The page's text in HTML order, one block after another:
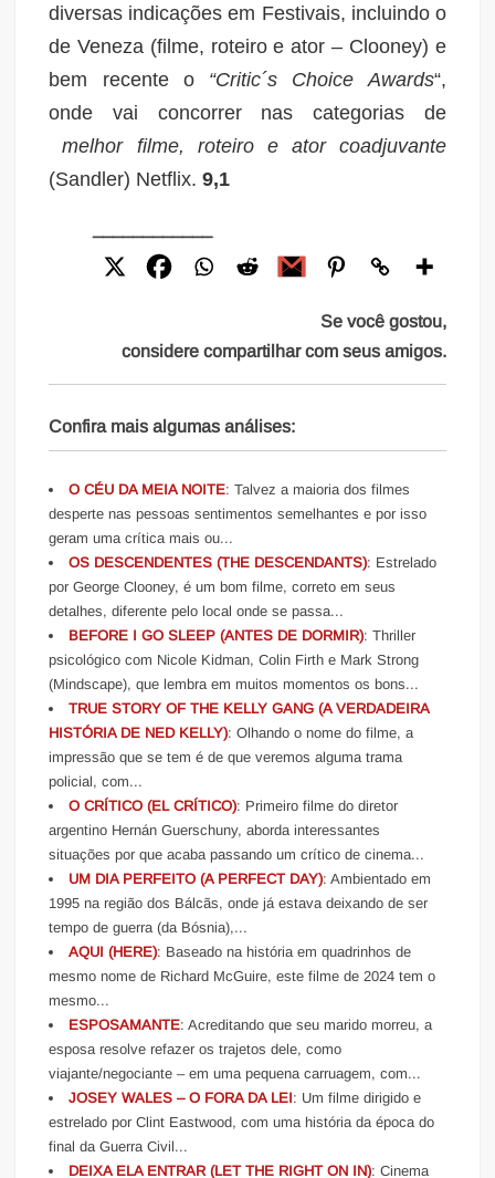
diversas indicações em Festivais, incluindo o
de Veneza (filme, roteiro e ator – Clooney) e
bem recente o “Critic´s Choice Awards“,
onde vai concorrer nas categorias de
melhor filme, roteiro e ator coadjuvante
(Sandler) Netflix.9,1
Se você gostou,
considere compartilhar com seus amigos.
Confira mais algumas análises:
O CÉU DA MEIA NOITE: Talvez a maioria dos filmes
desperte nas pessoas sentimentos semelhantes e por isso
geram uma crítica mais ou...
OS DESCENDENTES (THE DESCENDANTS): Estrelado
por George Clooney, é um bom filme, correto em seus
detalhes, diferente pelo local onde se passa...
BEFORE I GO SLEEP (ANTES DE DORMIR): Thriller
psicológico com Nicole Kidman, Colin Firth e Mark Strong
(Mindscape), que lembra em muitos momentos os bons...
TRUE STORY OF THE KELLY GANG (A VERDADEIRA
HISTÓRIA DE NED KELLY): Olhando o nome do filme, a
impressão que se tem é de que veremos alguma trama
policial, com...
O CRÍTICO (EL CRÍTICO): Primeiro filme do diretor
argentino Hernán Guerschuny, aborda interessantes
situações por que acaba passando um crítico de cinema...
UM DIA PERFEITO (A PERFECT DAY): Ambientado em
1995 na região dos Bálcãs, onde já estava deixando de ser
tempo de guerra (da Bósnia),...
AQUI (HERE): Baseado na história em quadrinhos de
mesmo nome de Richard McGuire, este filme de 2024 tem o
mesmo...
ESPOSAMANTE: Acreditando que seu marido morreu, a
esposa resolve refazer os trajetos dele, como
viajante/negociante – em uma pequena carruagem, com...
JOSEY WALES – O FORA DA LEI: Um filme dirigido e
estrelado por Clint Eastwood, com uma história da época do
final da Guerra Civil...
DEIXA ELA ENTRAR (LET THE RIGHT ON IN): Cinema